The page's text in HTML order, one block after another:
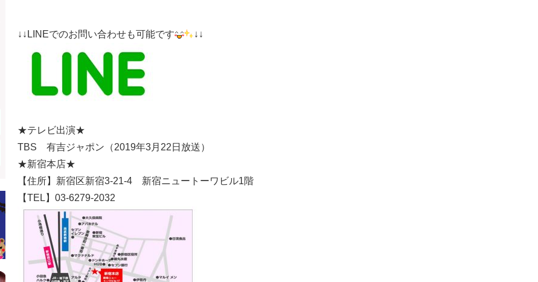
↓↓LINEでのお問い合わせも可能です ↓↓
★テレビ出演★
TBS 有吉ジャポン（2019年3月22日放送）
★新宿本店★
【住所】新宿区新宿3-21-4 新宿ニュートーワビル1階
【TEL】03-6279-2032